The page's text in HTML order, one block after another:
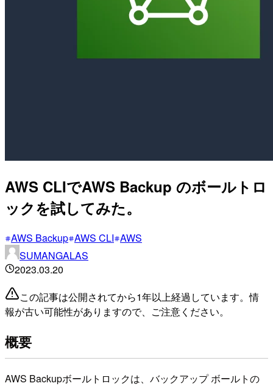
AWS CLIでAWS Backup のボールトロ
ックを試してみた。
AWS Backup AWS CLI AWS
SUMANGALAS
2023.03.20
この記事は公開されてから1年以上経過しています。情
報が古い可能性がありますので、ご注意ください。
概要
AWS Backupボールトロックは、バックアップ ボールトの